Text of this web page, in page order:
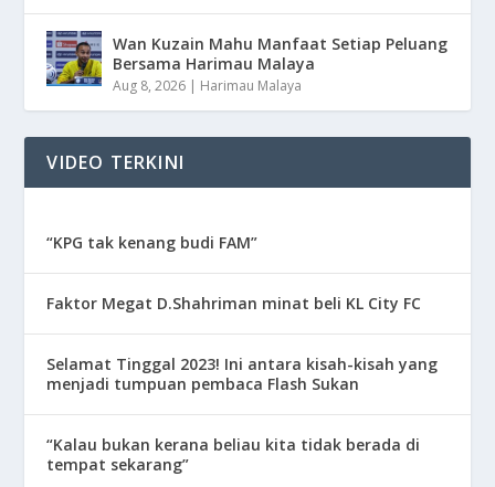
Wan Kuzain Mahu Manfaat Setiap Peluang
Bersama Harimau Malaya
Aug 8, 2026 | Harimau Malaya
VIDEO TERKINI
“KPG tak kenang budi FAM”
Faktor Megat D.Shahriman minat beli KL City FC
Selamat Tinggal 2023! Ini antara kisah-kisah yang
menjadi tumpuan pembaca Flash Sukan
“Kalau bukan kerana beliau kita tidak berada di
tempat sekarang”